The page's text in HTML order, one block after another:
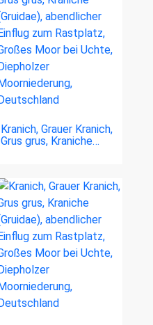
Kranich, Grauer Kranich,
Grus grus, Kraniche…